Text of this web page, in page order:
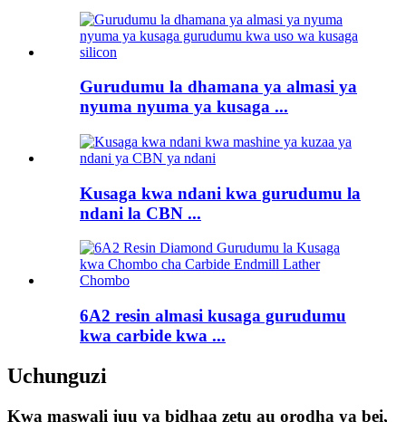
Gurudumu la dhamana ya almasi ya
nyuma nyuma ya kusaga ...
Kusaga kwa ndani kwa gurudumu la
ndani la CBN ...
6A2 resin almasi kusaga gurudumu
kwa carbide kwa ...
Uchunguzi
Kwa maswali juu ya bidhaa zetu au orodha ya bei,